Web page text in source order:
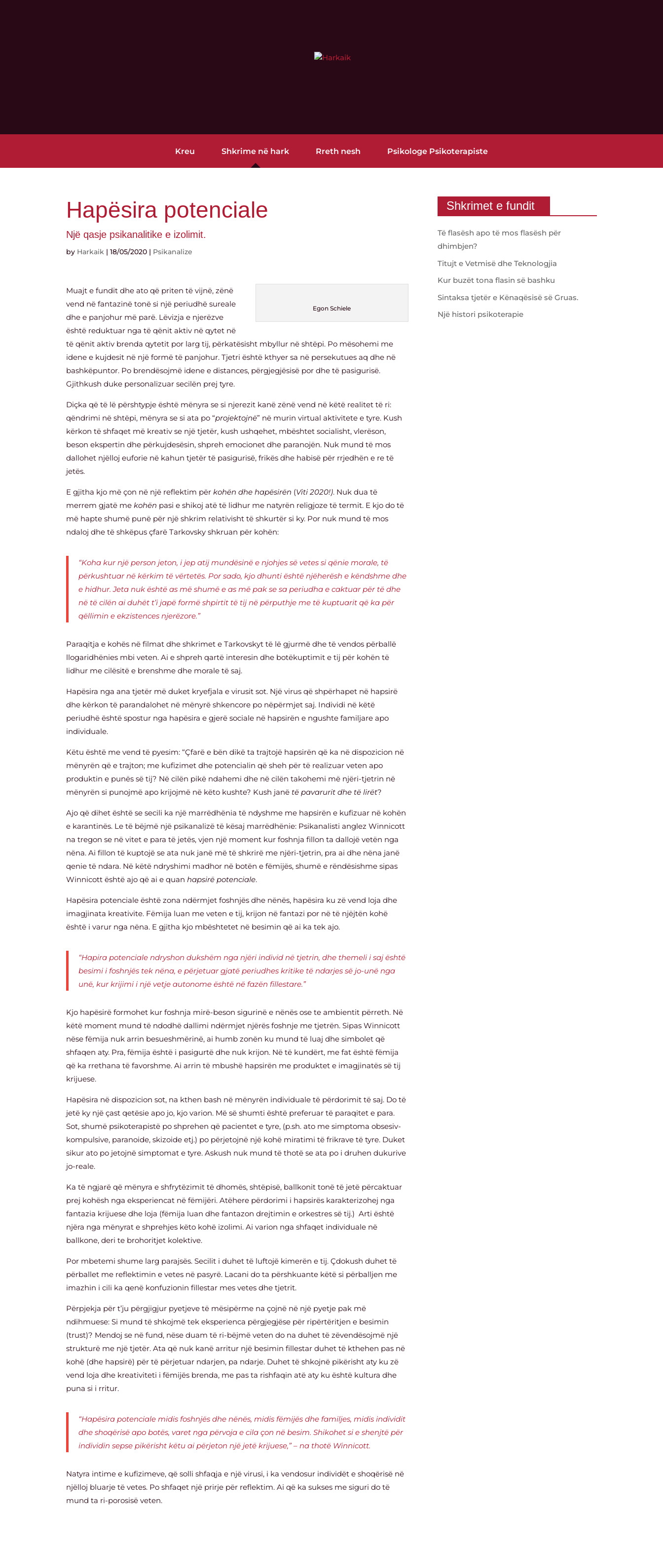
Kreu Shkrime në hark Rreth nesh Psikologe Psikoterapiste
Hapësira potenciale
Një qasje psikanalitike e izolimit.
by Harkaik |18/05/2020 | Psikanalize
Egon Schiele
Muajt e fundit dhe ato që priten të vijnë, zënë
vend në fantazinë tonë si një periudhë sureale
dhe e panjohur më parë. Lëvizja e njerëzve
është reduktuar nga të qënit aktiv në qytet në
të qënit aktiv brenda qytetit por larg tij, përkatësisht mbyllur në shtëpi. Po mësohemi me
idene e kujdesit në një formë të panjohur. Tjetri është kthyer sa në persekutues aq dhe në
bashkëpuntor. Po brendësojmë idene e distances, përgjegjësisë por dhe të pasigurisë.
Gjithkush duke personalizuar secilën prej tyre.
Diçka që të lë përshtypje është mënyra se si njerezit kanë zënë vend në këtë realitet të ri:
qëndrimi në shtëpi, mënyra se si ata po “projektojnë” në murin virtual aktivitete e tyre. Kush
kërkon të shfaqet më kreativ se një tjetër, kush ushqehet, mbështet socialisht, vlerëson,
beson ekspertin dhe përkujdesësin, shpreh emocionet dhe paranojën. Nuk mund të mos
dallohet njëlloj euforie në kahun tjetër të pasigurisë, frikës dhe habisë për rrjedhën e re të
jetës.
E gjitha kjo më çon në një reflektim përkohën dhe hapësirën (Viti 2020!). Nuk dua të
merrem gjatë mekohën pasi e shikoj atë të lidhur me natyrën religjoze të termit. E kjo do të
më hapte shumë punë për një shkrim relativisht të shkurtër si ky. Por nuk mund të mos
ndaloj dhe të shkëpus çfarë Tarkovsky shkruan për kohën:
“Koha kur një person jeton, i jep atij mundësinë e njohjes së vetes si qënie morale, të
përkushtuar në kërkim të vërtetës. Por sado, kjo dhunti është njëherësh e këndshme dhe
e hidhur. Jeta nuk është as më shumë e as më pak se sa periudha e caktuar për të dhe
në të cilën ai duhët t’i japë formë shpirtit të tij në përputhje me të kuptuarit që ka për
qëllimin e ekzistences njerëzore.”
Paraqitja e kohës në filmat dhe shkrimet e Tarkovskyt të lë gjurmë dhe të vendos përballë
llogaridhënies mbi veten. Ai e shpreh qartë interesin dhe botëkuptimit e tij për kohën të
lidhur me cilësitë e brenshme dhe morale të saj.
Hapësira nga ana tjetër më duket kryefjala e virusit sot. Një virus që shpërhapet në hapsirë
dhe kërkon të parandalohet në mënyrë shkencore po nëpërmjet saj. Individi në këtë
periudhë është spostur nga hapësira e gjerë sociale në hapsirën e ngushte familjare apo
individuale.
Këtu është me vend të pyesim: “Çfarë e bën dikë ta trajtojë hapsirën që ka në dispozicion në
mënyrën që e trajton; me kufizimet dhe potencialin që sheh për të realizuar veten apo
produktin e punës së tij? Në cilën pikë ndahemi dhe në cilën takohemi më njëri-tjetrin në
mënyrën si punojmë apo krijojmë në këto kushte? Kush janë të pavarurit dhe të lirët?
Ajo që dihet është se secili ka një marrëdhënia të ndyshme me hapsirën e kufizuar në kohën
e karantinës. Le të bëjmë një psikanalizë të kësaj marrëdhënie: Psikanalisti anglez Winnicott
na tregon se në vitet e para të jetës, vjen një moment kur foshnja fillon ta dallojë vetën nga
nëna. Ai fillon të kuptojë se ata nuk janë më të shkrirë me njëri-tjetrin, pra ai dhe nëna janë
qenie të ndara. Në këtë ndryshimi madhor në botën e fëmijës, shumë e rëndësishme sipas
Winnicott është ajo që ai e quanhapsirë potenciale.
Hapësira potenciale është zona ndërmjet foshnjës dhe nënës, hapësira ku zë vend loja dhe
imagjinata kreativite. Fëmija luan me veten e tij, krijon në fantazi por në të njëjtën kohë
është i varur nga nëna. E gjitha kjo mbështetet në besimin që ai ka tek ajo.
“Hapira potenciale ndryshon dukshëm nga njëri individ në tjetrin, dhe themeli i saj është
besimi i foshnjës tek nëna, e përjetuar gjatë periudhes kritike të ndarjes së jo-unë nga
unë, kur krijimi i një vetje autonome është në fazën fillestare.”
Kjo hapësirë formohet kur foshnja mirë-beson sigurinë e nënës ose te ambientit përreth. Në
këtë moment mund të ndodhë dallimi ndërmjet njërës foshnje me tjetrën. Sipas Winnicott
nëse fëmija nuk arrin besueshmërinë, ai humb zonën ku mund të luaj dhe simbolet që
shfaqen aty. Pra, fëmija është i pasigurtë dhe nuk krijon. Në të kundërt, me fat është fëmija
që ka rrethana të favorshme. Ai arrin të mbushë hapsirën me produktet e imagjinatës së tij
krijuese.
Hapësira në dispozicion sot, na kthen bash në mënyrën individuale të përdorimit të saj. Do të
jetë ky një çast qetësie apo jo, kjo varion. Më së shumti është preferuar të paraqitet e para.
Sot, shumë psikoterapistë po shprehen që pacientet e tyre, (p.sh. ato me simptoma obsesiv-
kompulsive, paranoide, skizoide etj.) po përjetojnë një kohë miratimi të frikrave të tyre. Duket
sikur ato po jetojnë simptomat e tyre. Askush nuk mund të thotë se ata po i druhen dukurive
jo-reale.
Ka të ngjarë që mënyra e shfrytëzimit të dhomës, shtëpisë, ballkonit tonë të jetë përcaktuar
prej kohësh nga eksperiencat në fëmijëri. Atëhere përdorimi i hapsirës karakterizohej nga
fantazia krijuese dhe loja (fëmija luan dhe fantazon drejtimin e orkestres së tij.) Arti është
njëra nga mënyrat e shprehjes këto kohë izolimi. Ai varion nga shfaqet individuale në
ballkone, deri te brohoritjet kolektive.
Por mbetemi shume larg parajsës. Secilit i duhet të luftojë kimerën e tij. Çdokush duhet të
përballet me reflektimin e vetes në pasyrë. Lacani do ta përshkuante këtë si përballjen me
imazhin i cili ka qenë konfuzionin fillestar mes vetes dhe tjetrit.
Përpjekja për t’ju përgjigjur pyetjeve të mësipërme na çojnë në një pyetje pak më
ndihmuese: Si mund të shkojmë tek eksperienca përgjegjëse për ripërtëritjen e besimin
(trust)? Mendoj se në fund, nëse duam të ri-bëjmë veten do na duhet të zëvendësojmë një
strukturë me një tjetër. Ata që nuk kanë arritur një besimin fillestar duhet të kthehen pas në
kohë (dhe hapsirë) për të përjetuar ndarjen, pa ndarje. Duhet të shkojnë pikërisht aty ku zë
vend loja dhe kreativiteti i fëmijës brenda, me pas ta rishfaqin atë aty ku është kultura dhe
puna si i rritur.
“Hapësira potenciale midis foshnjës dhe nënës, midis fëmijës dhe familjes, midis individit
dhe shoqërisë apo botës, varet nga përvoja e cila çon në besim. Shikohet si e shenjtë për
individin sepse pikërisht këtu ai përjeton një jetë krijuese,”– na thotë Winnicott.
Natyra intime e kufizimeve, që solli shfaqja e një virusi, i ka vendosur individët e shoqërisë në
njëlloj bluarje të vetes. Po shfaqet një prirje për reflektim. Ai që ka sukses me siguri do të
mund ta ri-porosisë veten.
Shkrimet e fundit
Të flasësh apo të mos flasësh për
dhimbjen?
Titujt e Vetmisë dhe Teknologjia
Kur buzët tona flasin së bashku
Sintaksa tjetër e Kënaqësisë së Gruas.
Një histori psikoterapie